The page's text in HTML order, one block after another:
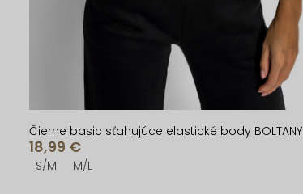
Čierne basic sťahujúce elastické body BOLTANY
18,99 €
S/M M/L